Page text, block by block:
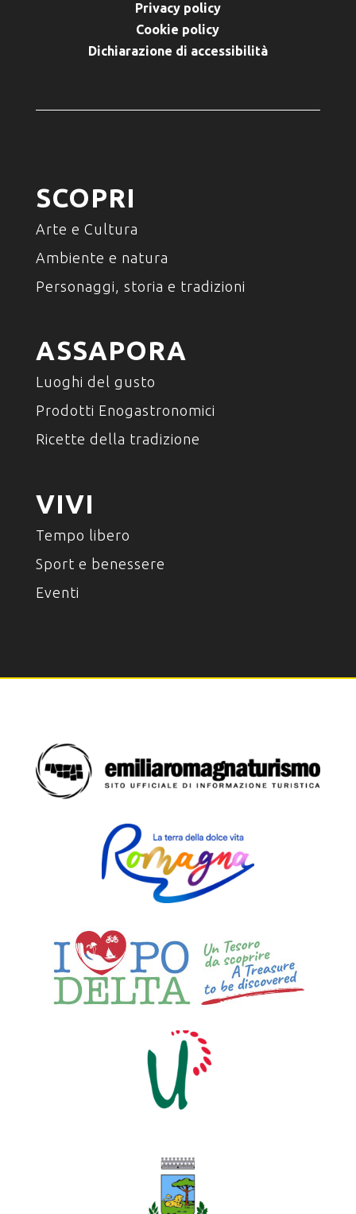
Privacy policy
Cookie policy
Dichiarazione di accessibilità
SCOPRI
Arte e Cultura
Ambiente e natura
Personaggi, storia e tradizioni
ASSAPORA
Luoghi del gusto
Prodotti Enogastronomici
Ricette della tradizione
VIVI
Tempo libero
Sport e benessere
Eventi